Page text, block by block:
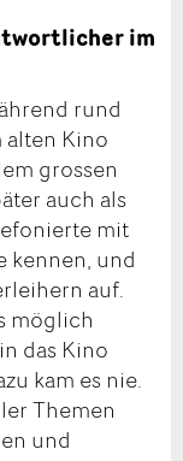
im
rund
Kino
grossen
auch als
mit
kennen, und
auf.
möglich
das Kino
kam es nie.
Themen
und